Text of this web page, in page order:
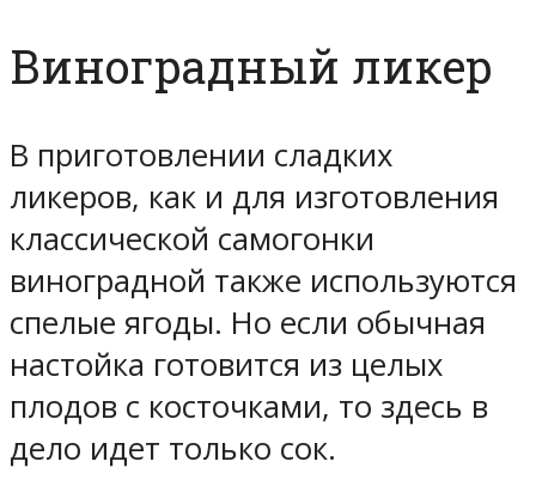
Виноградный ликер
В приготовлении сладких
ликеров, как и для изготовления
классической самогонки
виноградной также используются
спелые ягоды. Но если обычная
настойка готовится из целых
плодов с косточками, то здесь в
дело идет только сок.